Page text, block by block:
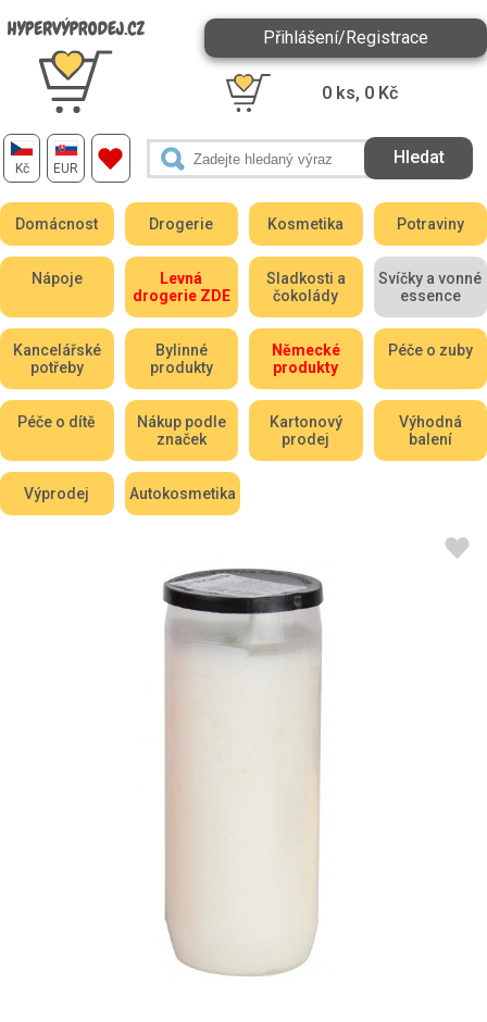
Kč EUR
Přihlášení/Registrace
0 ks, 0 Kč
Domácnost Drogerie Kosmetika Potraviny
Nápoje
Levná
drogerie ZDE
Sladkosti a
čokolády
Svíčky a vonné
essence
Kancelářské
potřeby
Bylinné
produkty
Německé
produkty
Péče o zuby
Péče o dítě
Nákup podle
značek
Kartonový
prodej
Výhodná
balení
Výprodej Autokosmetika